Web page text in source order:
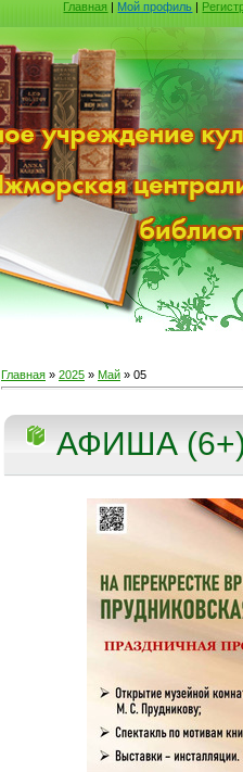
Главная | Мой профиль |
Главная » 2025 » Май » 05
АФИША